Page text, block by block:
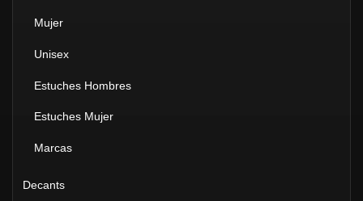
Mujer
Unisex
Estuches Hombres
Estuches Mujer
Marcas
Decants